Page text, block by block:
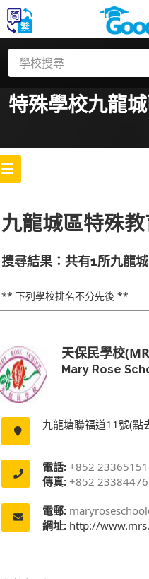
特殊學校九龍
九龍城區特殊
搜尋結果：共有1所九龍
** 下列學校排名不分先後 **
天保民學校
Mary Rose
九龍塘聯福道11號(點
電話: +852 23365151
傳真: +852 23384476
電郵:
網址: http://